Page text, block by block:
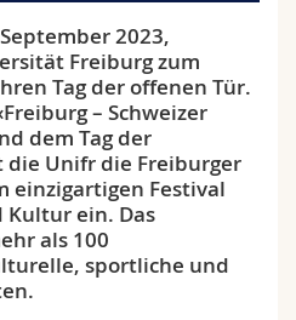
2023,
Freiburg zum
Tag der offenen Tür.
– Schweizer
dem Tag der
Unifr die Freiburger
einzigartigen Festival
Kultur ein. Das
als 100
sportliche und